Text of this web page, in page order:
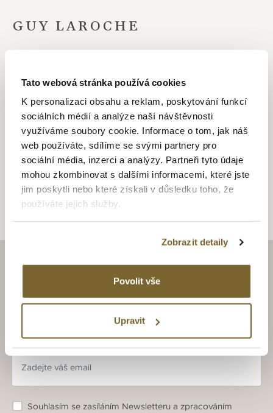
Tato webová stránka používá cookies
K personalizaci obsahu a reklam, poskytování funkcí
sociálních médií a analýze naší návštěvnosti
využíváme soubory cookie. Informace o tom, jak náš
web používáte, sdílíme se svými partnery pro
sociální média, inzerci a analýzy. Partneři tyto údaje
mohou zkombinovat s dalšími informacemi, které jste
jim poskytli nebo které získali v důsledku toho, že
používáte jejich služby.
Zobrazit detaily
Povolit vše
Upravit
GUY LAROCHE
předešlých stylů a nabídnout jim něco komfortního, ale přes
to elegantního a vytříbeného. A když se v roce 2009 začala
tato značka věnovat i šperkům, šla stejným směrem. Vybrala
si nekonvenční materiál, který však splňuje veškeré vytyčené
parametry. Moderní keramika původně určená k pokrytí
kosmických raket ve spojení s tradičními luxusními materiály,
jako je 18 – ti karátové zlato a diamanty.
ZAJÍMAJÍ VÁS LUXUSNÍ
HODINKY A ŠPERKY?
BUĎTE S NÁMI V OBRAZE.
Souhlasím se zasíláním Newsletteru a zpracováním